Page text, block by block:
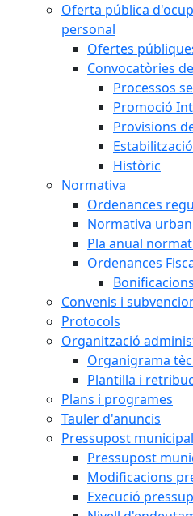
Oferta pública
personal
Ofertes
Convocatòries
Processos
Promoció
Provisions
Estabilització
Històric
Normativa
Ordenances
Normativa
Pla anual
Ordenances
Convenis i
Protocols
Organització
Organigrama
Plantilla i
Plans i programes
Tauler d'anuncis
Pressupost municipal
Pressupost
Modificacions
Execució